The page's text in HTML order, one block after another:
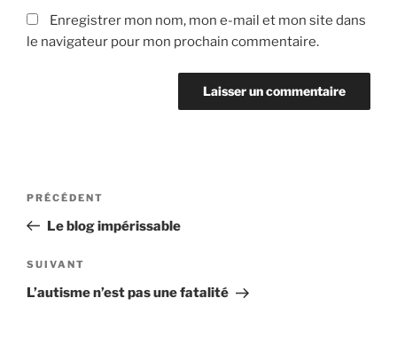
Enregistrer mon nom, mon e-mail et mon site dans
le navigateur pour mon prochain commentaire.
Navigation
l’article
Article
précédent
PRÉCÉDENT
Le blog impérissable
Article
suivant
SUIVANT
L’autisme n’est pas une fatalité